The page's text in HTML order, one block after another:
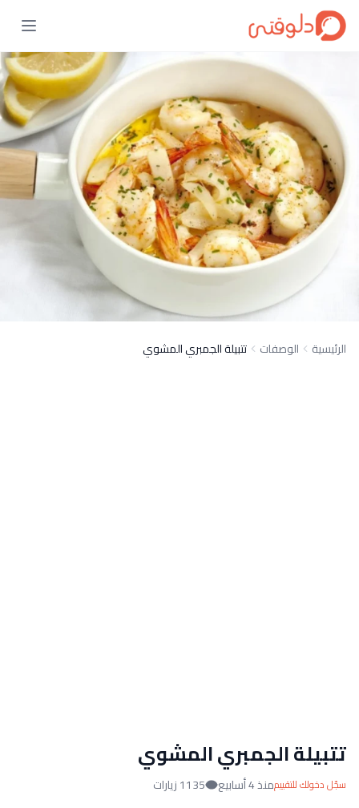
الرئيسية الوصفات تتبيلة الجمبري المشوي
تتبيلة الجمبري المشوي
سجّل دخولك للتقييممنذ 4 أسابيع 1135 زيارات